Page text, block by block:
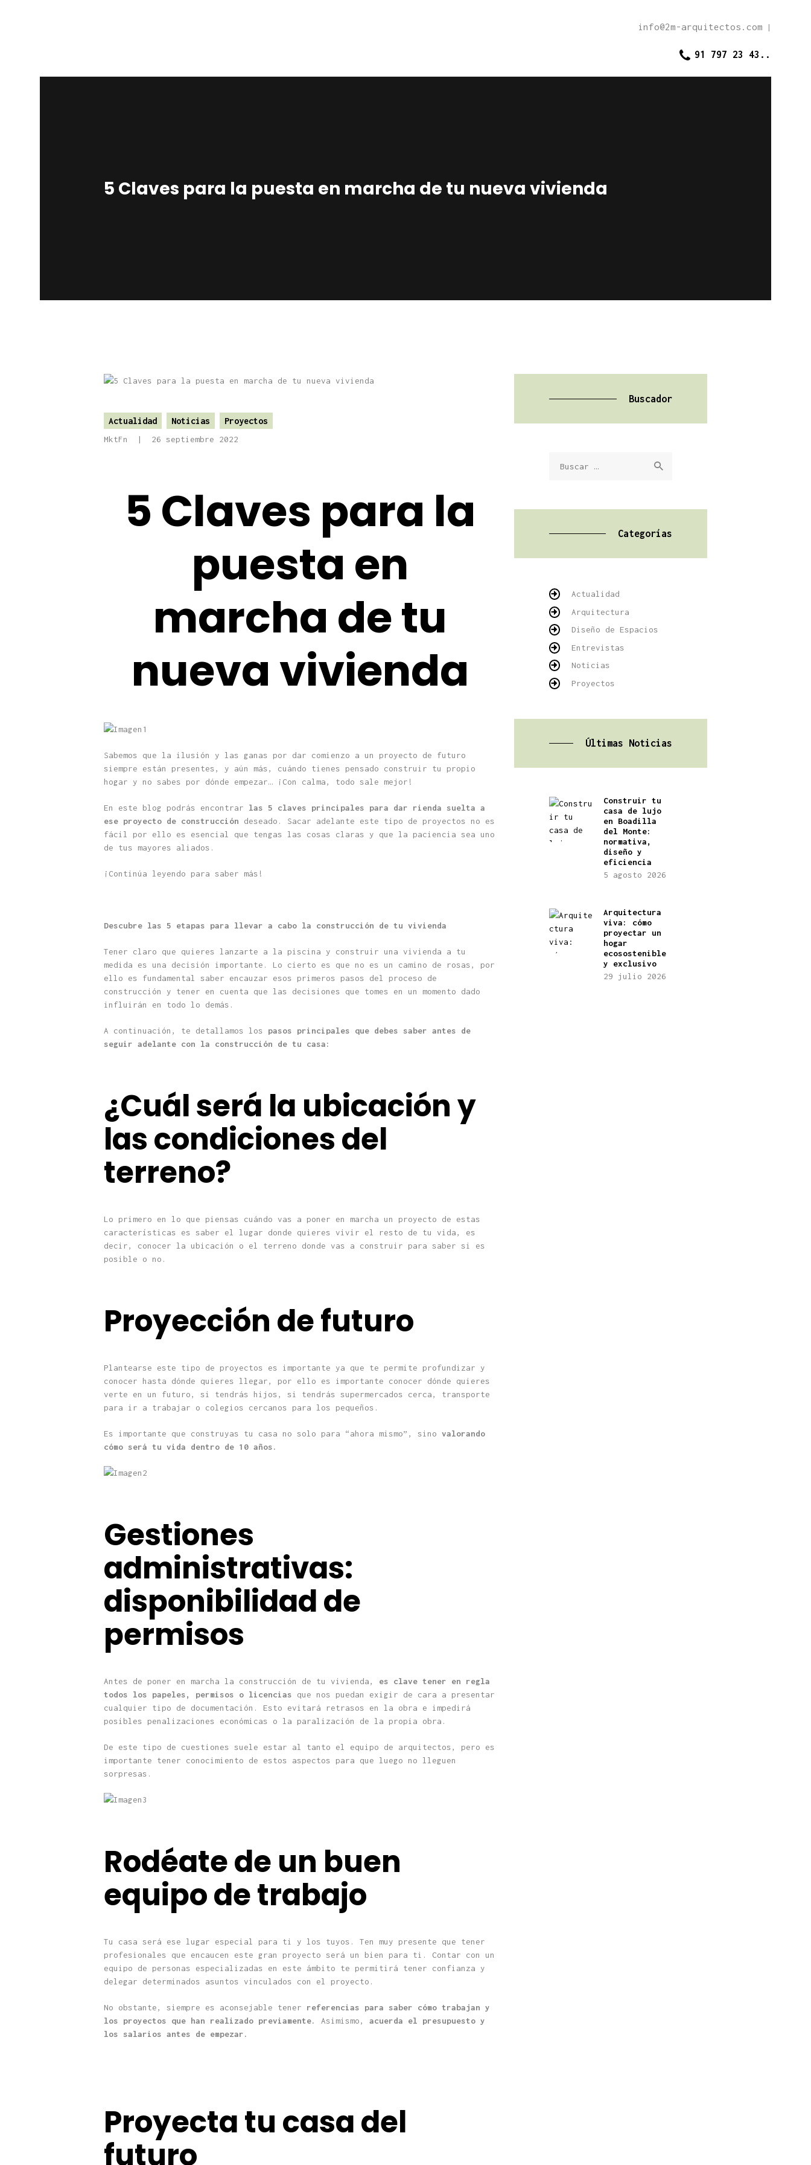
info@2m-arquitectos.com
91 797 23 43..
5 Claves para la puesta en marcha de tu nueva vivienda
Proyectos
Presupuesto
Actualidad Noticias Proyectos
MktFn 26 septiembre 2022
5 Claves para la
puesta en
marcha de tu
nueva vivienda
Sabemos que la ilusión y las ganas por dar comienzo a un proyecto de futuro
siempre están presentes, y aún más, cuándo tienes pensado construir tu propio
hogar y no sabes por dónde empezar… ¡Con calma, todo sale mejor!
En este blog podrás encontrar las 5 claves principales para dar rienda suelta a
ese proyecto de construcción deseado. Sacar adelante este tipo de proyectos no es
fácil por ello es esencial que tengas las cosas claras y que la paciencia sea uno
de tus mayores aliados.
¡Continúa leyendo para saber más!
Descubre las 5 etapas para llevar a cabo la construcción de tu vivienda
Tener claro que quieres lanzarte a la piscina y construir una vivienda a tu
medida es una decisión importante. Lo cierto es que no es un camino de rosas, por
ello es fundamental saber encauzar esos primeros pasos del proceso de
construcción y tener en cuenta que las decisiones que tomes en un momento dado
influirán en todo lo demás.
A continuación, te detallamos los pasos principales que debes saber antes de
seguir adelante con la construcción de tu casa:
¿Cuál será la ubicación y
las condiciones del
terreno?
Lo primero en lo que piensas cuándo vas a poner en marcha un proyecto de estas
características es saber el lugar donde quieres vivir el resto de tu vida, es
decir, conocer la ubicación o el terreno donde vas a construir para saber si es
posible o no.
Proyección de futuro
Plantearse este tipo de proyectos es importante ya que te permite profundizar y
conocer hasta dónde quieres llegar, por ello es importante conocer dónde quieres
verte en un futuro, si tendrás hijos, si tendrás supermercados cerca, transporte
para ir a trabajar o colegios cercanos para los pequeños.
Es importante que construyas tu casa no solo para “ahora mismo”, sino valorando
cómo será tu vida dentro de 10 años.
Gestiones
administrativas:
disponibilidad de
permisos
Antes de poner en marcha la construcción de tu vivienda, es clave tener en regla
todos los papeles, permisos o licencias que nos puedan exigir de cara a presentar
cualquier tipo de documentación. Esto evitará retrasos en la obra e impedirá
posibles penalizaciones económicas o la paralización de la propia obra.
De este tipo de cuestiones suele estar al tanto el equipo de arquitectos, pero es
importante tener conocimiento de estos aspectos para que luego no lleguen
sorpresas.
Rodéate de un buen
equipo de trabajo
Tu casa será ese lugar especial para ti y los tuyos. Ten muy presente que tener
profesionales que encaucen este gran proyecto será un bien para ti. Contar con un
equipo de personas especializadas en este ámbito te permitirá tener confianza y
delegar determinados asuntos vinculados con el proyecto.
No obstante, siempre es aconsejable tener referencias para saber cómo trabajan y
los proyectos que han realizado previamente. Asimismo, acuerda el presupuesto y
los salarios antes de empezar.
Proyecta tu casa del
futuro
Buscador
Categorías
Actualidad
Arquitectura
Diseño de Espacios
Entrevistas
Noticias
Proyectos
Últimas Noticias
Construir tu
casa de lujo
en Boadilla
del Monte:
normativa,
diseño y
eficiencia
5 agosto 2026
Arquitectura
viva: cómo
proyectar un
hogar
ecosostenible
y exclusivo
29 julio 2026